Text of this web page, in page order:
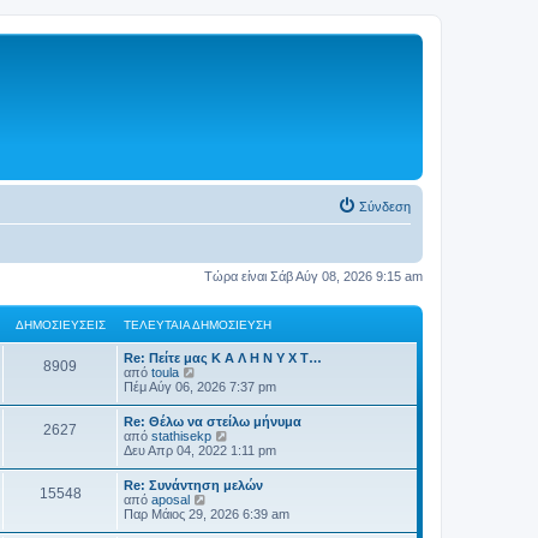
Σύνδεση
Τώρα είναι Σάβ Αύγ 08, 2026 9:15 am
ΔΗΜΟΣΙΕΎΣΕΙΣ ΤΕΛΕΥΤΑΊΑ ΔΗΜΟΣΊΕΥΣΗ
8909
Re: Πείτε μας Κ Α Λ Η Ν Υ Χ Τ…
από toula
ρ
ο
λ
ή
τ
η
ς
τ
ε
Πέμ Αύγ 06, 2026 7:37 pm
2627
Re: Θέλω να στείλω μήνυμα
από stathisekp
ρ
ο
λ
ή
τ
Δευ Απρ 04, 2022 1:11 pm
15548
Re: Συνάντηση μελών
από aposal
ρ
Παρ Μάιος 29, 2026 6:39 am